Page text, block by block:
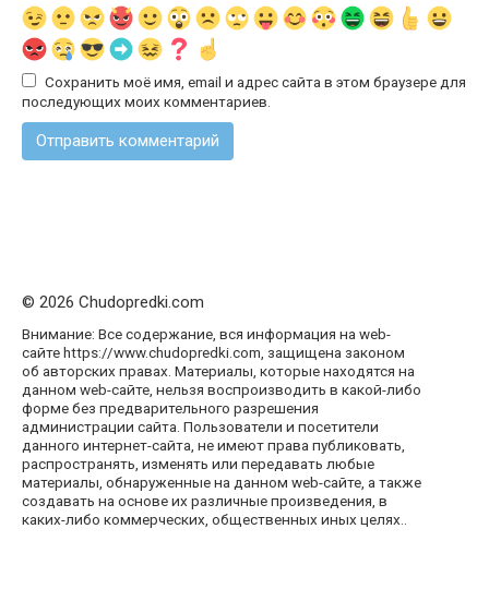
Сохранить моё имя, email и адрес сайта в этом браузере для
последующих моих комментариев.
© 2026 Chudopredki.com
Внимание: Все содержание, вся информация на web-
сайте https://www.chudopredki.com, защищена законом
об авторских правах. Материалы, которые находятся на
данном web-сайте, нельзя воспроизводить в какой-либо
форме без предварительного разрешения
администрации сайта. Пользователи и посетители
данного интернет-сайта, не имеют права публиковать,
распространять, изменять или передавать любые
материалы, обнаруженные на данном web-сайте, а также
создавать на основе их различные произведения, в
каких-либо коммерческих, общественных иных целях..